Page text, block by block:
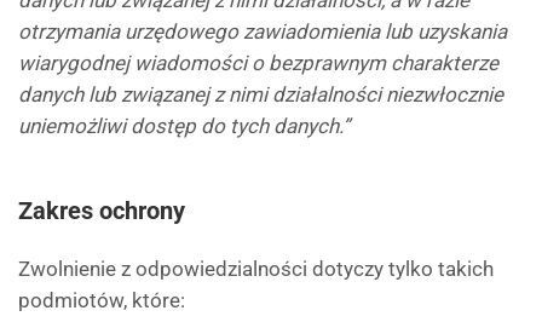
otrzymania urzędowego zawiadomienia lub uzyskania
wiarygodnej wiadomości o bezprawnym charakterze
danych lub związanej z nimi działalności niezwłocznie
uniemożliwi dostęp do tych danych.”
Zakres ochrony
Zwolnienie z odpowiedzialności dotyczy tylko takich
podmiotów, które: